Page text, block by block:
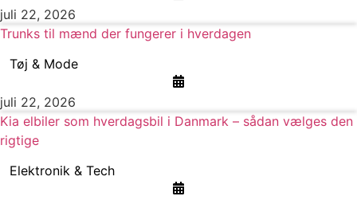
juli 22, 2026
Trunks til mænd der fungerer i hverdagen
Tøj & Mode
juli 22, 2026
Kia elbiler som hverdagsbil i Danmark – sådan vælges den
rigtige
Elektronik & Tech